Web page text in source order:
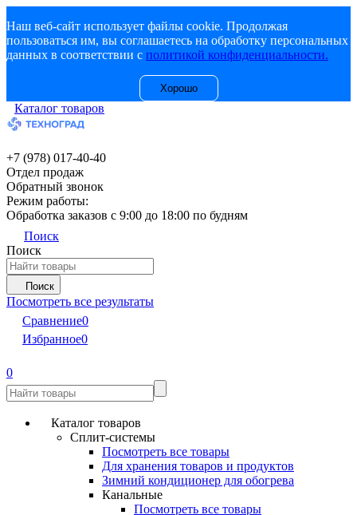
Наш веб-сайт использует файлы cookie. Продолжая
пользоваться им, вы соглашаетесь на обработку персональных
данных в соответствии с политикой конфиденциальности.
Хорошо
Каталог товаров
+7 (978) 017-40-40
Отдел продаж
Обратный звонок
Режим работы:
Обработка заказов с 9:00 до 18:00 по будням
Поиск
Поиск
Поиск
Посмотреть все результаты
Сравнение0
Избранное0
0
Каталог товаров
Сплит-системы
Посмотреть все товары
Для хранения товаров и продуктов
Зимний кондиционер для обогрева
Канальные
Посмотреть все товары